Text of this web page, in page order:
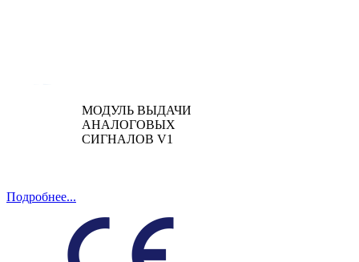
МОДУЛЬ ВЫДАЧИ
АНАЛОГОВЫХ
СИГНАЛОВ V1
Подробнее...